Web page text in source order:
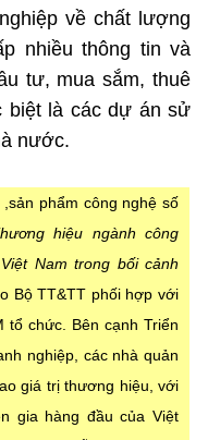
về chất lượng
nhiều thông tin và
tư, mua sắm, thuê
biệt là các dự án sử
nước.
phẩm công nghệ số
hiệu ngành công
Việt Nam trong bối cảnh
Bộ TT&TT phối hợp với
tổ chức. Bên cạnh Triển
nghiệp, các nhà quản
giá trị thương hiệu, với
gia hàng đầu của Việt